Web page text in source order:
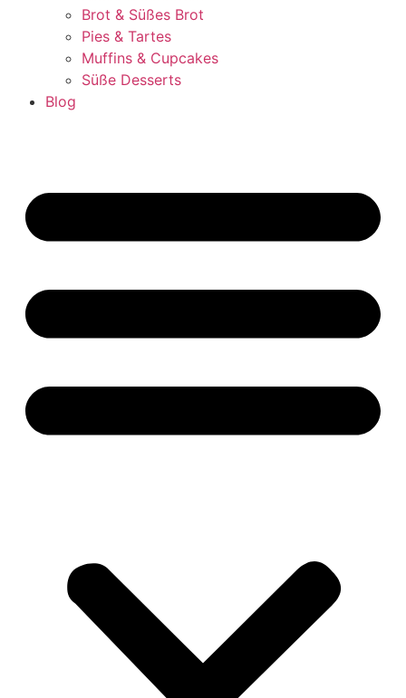
Brot & Süßes Brot
Pies & Tartes
Muffins & Cupcakes
Süße Desserts
Blog